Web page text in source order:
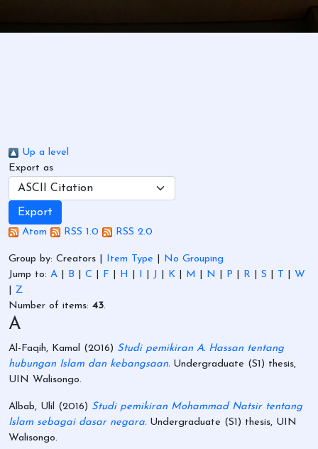
Up a level
Export as
Atom RSS 1.0 RSS 2.0
Group by: Creators Item Type
No Grouping
Jump to: A B C F H I J K M N P R S T
W
Z
Number of items: 43.
A
Al-Faqih, Kamal (2016) Studi pemikiran A. Hassan tentang
hubungan Islam dan kebangsaan. Undergraduate (S1) thesis,
UIN Walisongo.
Albab, Ulil (2016) Studi pemikiran Mohammad Natsir tentang
Islam sebagai dasar negara. Undergraduate (S1) thesis, UIN
Walisongo.